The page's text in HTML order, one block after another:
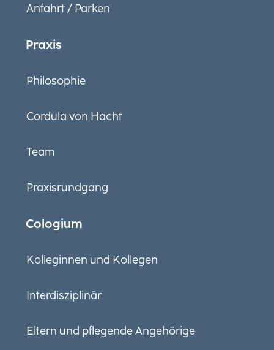
Anfahrt / Parken
Praxis
Philosophie
Cordula von Hacht
Team
Praxisrundgang
Cologium
Kolleginnen und Kollegen
Interdisziplinär
Eltern und pflegende Angehörige